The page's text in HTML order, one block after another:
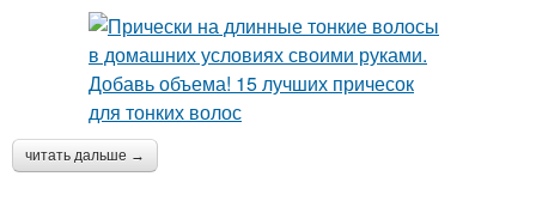
читать дальше →